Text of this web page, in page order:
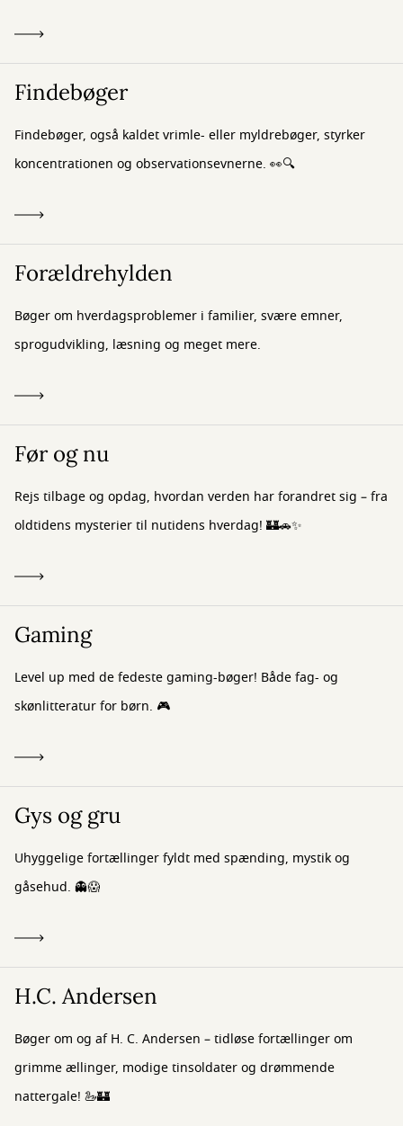
Findebøger
Findebøger, også kaldet vrimle- eller myldrebøger, styrker
koncentrationen og observationsevnerne. 👀🔍
Forældrehylden
Bøger om hverdagsproblemer i familier, svære emner,
sprogudvikling, læsning og meget mere.
Før og nu
Rejs tilbage og opdag, hvordan verden har forandret sig – fra
oldtidens mysterier til nutidens hverdag! 🏰🚗✨
Gaming
Level up med de fedeste gaming-bøger! Både fag- og
skønlitteratur for børn. 🎮
Gys og gru
Uhyggelige fortællinger fyldt med spænding, mystik og
gåsehud. 👻😱
H.C. Andersen
Bøger om og af H. C. Andersen – tidløse fortællinger om
grimme ællinger, modige tinsoldater og drømmende
nattergale! 🦢🏰